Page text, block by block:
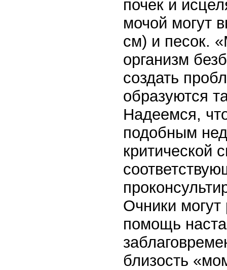
почек и
мочой могут
см) и песок.
организм
создать
образуются
Надеемся,
подобным
критической
Очники
помощь
близость